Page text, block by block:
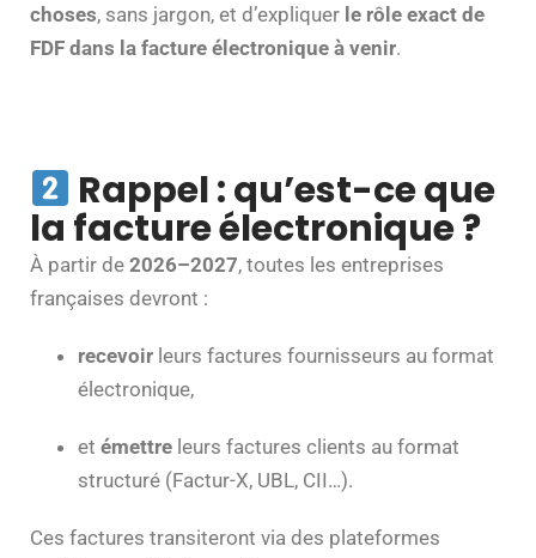
choses, sans jargon, et d’expliquer le rôle exact de
FDF dans la facture électronique à venir.
Rappel : qu’est-ce que
la facture électronique ?
À partir de 2026–2027, toutes les entreprises
françaises devront :
recevoir leurs factures fournisseurs au format
électronique,
et émettre leurs factures clients au format
structuré (Factur-X, UBL, CII…).
Ces factures transiteront via des plateformes